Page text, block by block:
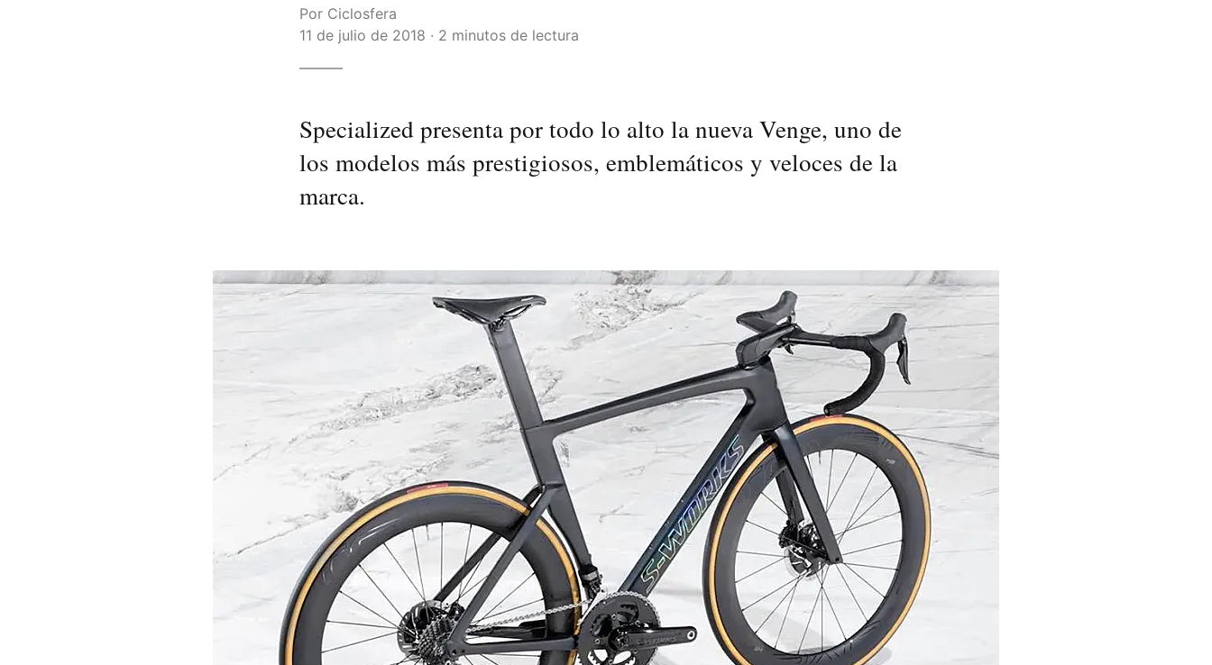
Por Ciclosfera
11 de julio de 2018 · 2 minutos de lectura
Specialized presenta por todo lo alto la nueva Venge, uno de
los modelos más prestigiosos, emblemáticos y veloces de la
marca.